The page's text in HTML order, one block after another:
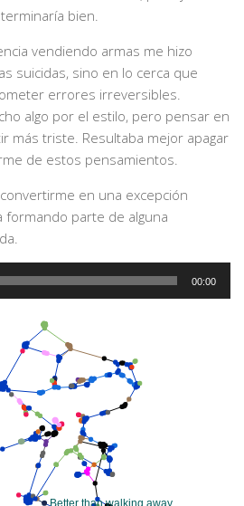
bien.
vendiendo armas me hizo
suicidas, sino en lo cerca que
errores irreversibles.
algo por el estilo, pero pensar en
más triste. Resultaba mejor apagar
de estos pensamientos.
en una excepción
parte de alguna
00:00